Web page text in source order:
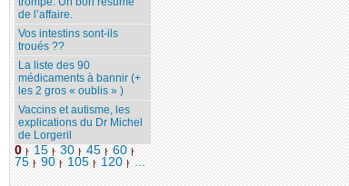
de l’affaire.
Vos intestins sont-ils
troués ??
La liste des 90
médicaments à bannir (+
les 2 gros « oublis » )
Vaccins et autisme, les
explications du Dr Michel
de Lorgeril
0 | 15 | 30 | 45 | 60 |
75 | 90 | 105 | 120 | ...